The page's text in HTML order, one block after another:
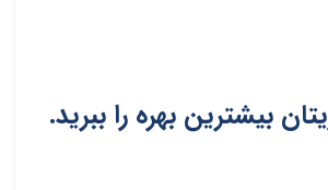
بیشترین بهره را ببرید.